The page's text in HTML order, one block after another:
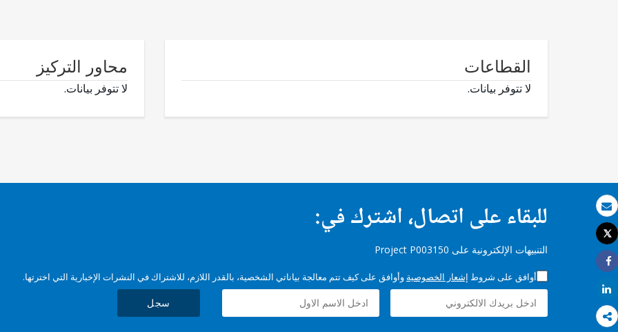
بريد الكتروني
طباعة
Tweet
Share
Share
القطاعات
لا تتوفر بيانات.
محاور التركيز
لا تتوفر بيانات.
للبقاء على اتصال، اشترك في:
التنبيهات الإلكترونية على Project P003150
أوافق على شروط إشعار الخصوصية وأوافق على كيف تتم معالجة بياناتي الشخصية، بالقدر اللازم، للاشتراك في النشرات الإخبارية التي اخترتها.
سجل